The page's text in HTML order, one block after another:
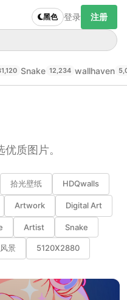
黑色 登录 注册
Snake 12,234 wallhaven
质图片。
拾光壁纸 HDQwalls
Artwork Digital Art
Artist Snake
风景 5120X2880